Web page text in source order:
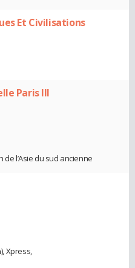
Et Civilisations
Paris III
l’Asie du sud ancienne
Xpress,